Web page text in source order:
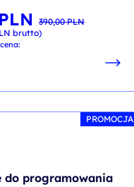
390,00PLN
PLN
brutto)
PROMOCJA
do programowania